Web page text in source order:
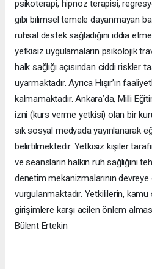
psikoterapi, hipnoz terapisi,
gibi bilimsel temele dayanmayan
ruhsal destek sağladığını iddia
yetkisiz uygulamaların psikolojik
halk sağlığı açısından ciddi riskler
uyarmaktadır. Ayrıca Hışır’ın
kalmamaktadır. Ankara’da, Milli
izni (kurs verme yetkisi) olan bir
sık sosyal medyada yayınlanarak
belirtilmektedir. Yetkisiz kişiler
ve seansların halkın ruh sağlığını
denetim mekanizmalarının
vurgulanmaktadır. Yetkililerin, kamu
girişimlere karşı acilen önlem
Bülent Ertekin